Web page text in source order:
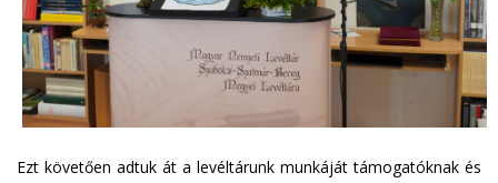
Ezt követően adtuk át a levéltárunk munkáját támogatóknak és